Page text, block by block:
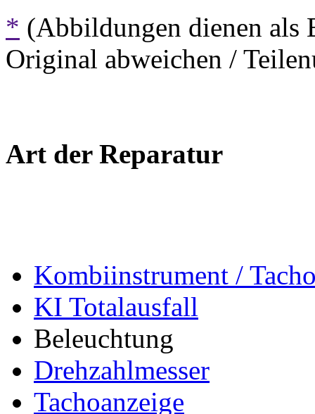
* (Abbildungen dienen als
Original abweichen /
Art der Reparatur
Kombiinstrument /
KI Totalausfall
Beleuchtung
Drehzahlmesser
Tachoanzeige